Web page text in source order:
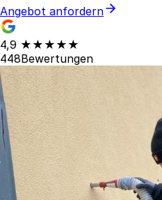
Angebot anfordern
4,9 ★★★★★
448Bewertungen